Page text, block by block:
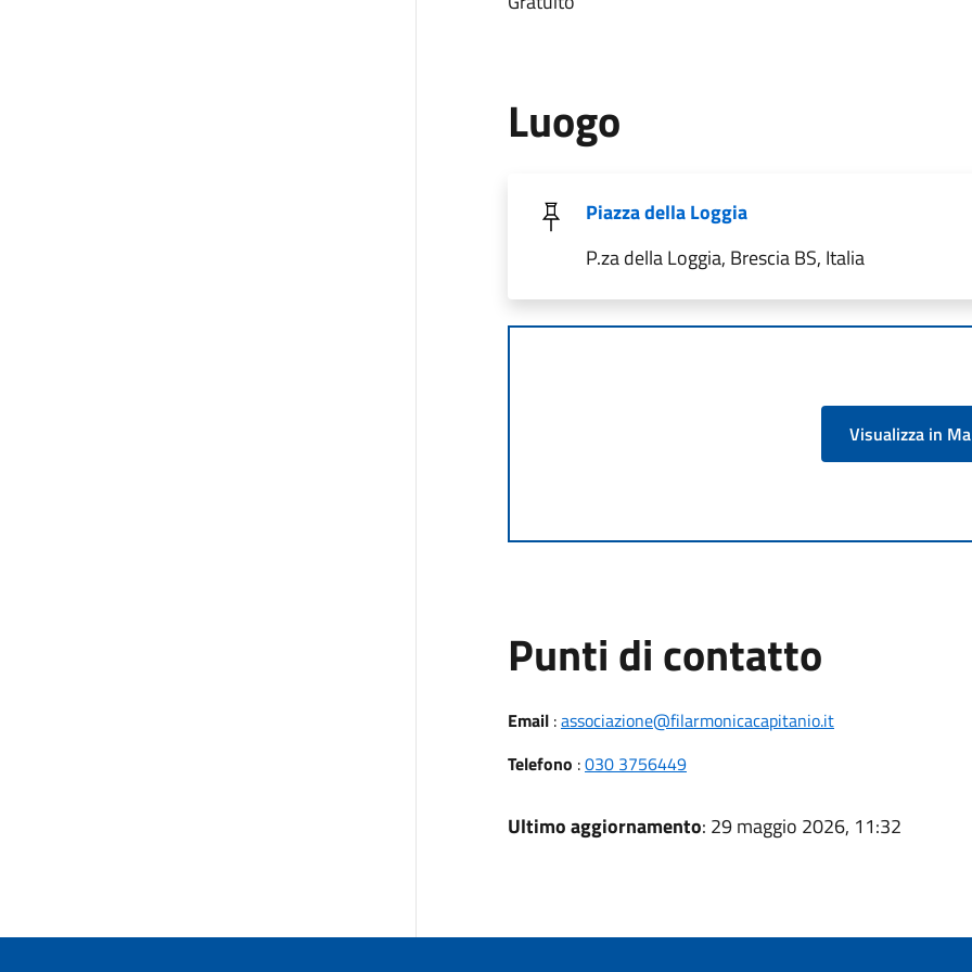
Luogo
Piazza della Loggia
P.za della Loggia, Brescia BS, Italia
Visualizza in
Punti di contatto
Email:associazione@filarmonicacapitanio.it
Telefono :030 3756449
Ultimo aggiornamento: 29 maggio 2026, 11:32